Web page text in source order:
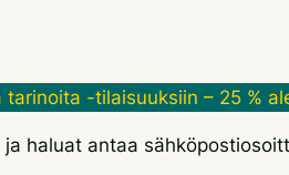
-tilaisuuksiin – 25 %
haluat antaa